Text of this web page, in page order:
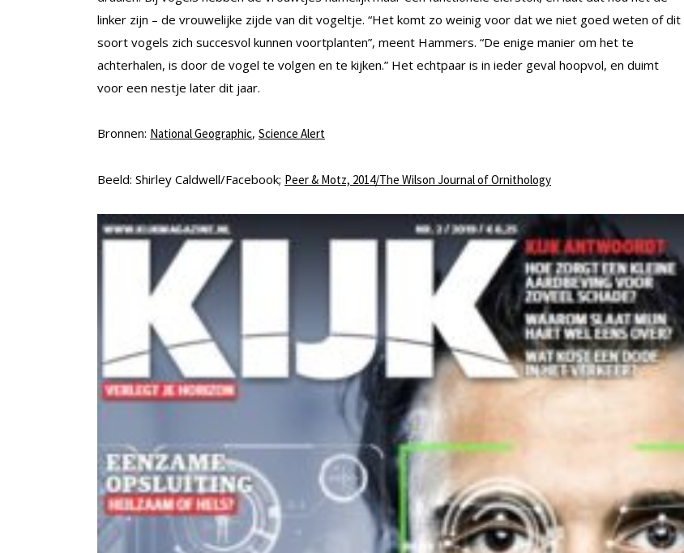
linker zijn – de vrouwelijke zijde van dit vogeltje. “Het komt zo weinig voor dat we niet goed weten of dit
soort vogels zich succesvol kunnen voortplanten”, meent Hammers. “De enige manier om het te
achterhalen, is door de vogel te volgen en te kijken.” Het echtpaar is in ieder geval hoopvol, en duimt
voor een nestje later dit jaar.
Bronnen: National Geographic, Science Alert
Beeld: Shirley Caldwell/Facebook; Peer & Motz, 2014/The Wilson Journal of Ornithology